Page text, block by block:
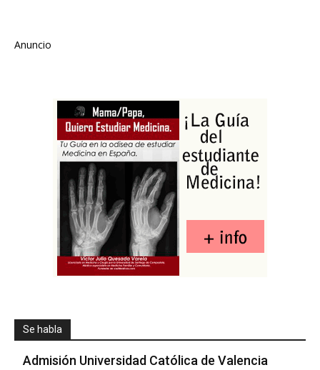
Anuncio
Se habla
Admisión Universidad Católica de Valencia